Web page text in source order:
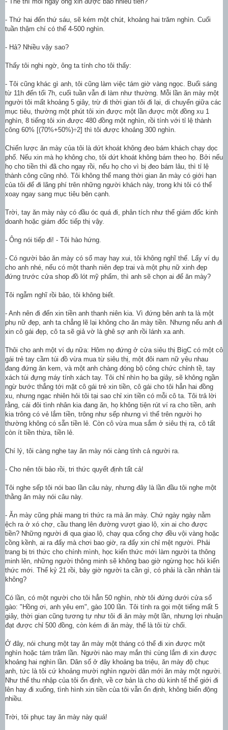
- Thứ hai đến thứ sáu, sẽ kém một chút, khoảng hai trăm nghìn. Cuối
tuần thậm chí có thể 4-500 nghìn.
- Hả? Nhiều vậy sao?
Thấy tôi nghi ngờ, ông ta tính cho tôi thấy:
- Tôi cũng khác gì anh, tôi cũng làm việc tám giờ vàng ngọc. Buổi sáng
từ 11h đến tối 7h, cuối tuần vẫn đi làm như thường. Mỗi lần ăn mày một
người tôi mất khoảng 5 giây, trừ đi thời gian tôi đi lại, di chuyển giữa các
mục tiêu, thường một phút tôi xin được một lần được một đồng xu 1
nghìn, 8 tiếng tôi xin được 480 đồng một nghìn, rồi tính với tỉ lệ thành
công 60% [(70%+50%)÷2] thì tôi được khoảng 300 nghìn.
Chiến lược ăn mày của tôi là dứt khoát không đeo bám khách chạy dọc
phố. Nếu xin mà họ không cho, tôi dứt khoát không bám theo họ. Bởi nếu
họ cho tiền thì đã cho ngay rồi, nếu họ cho vì bị đeo bám lâu, thì tỉ lệ
thành công cũng nhỏ. Tôi không thể mang thời gian ăn mày có giới hạn
của tôi để đi lãng phí trên những người khách này, trong khi tôi có thể
xoay ngay sang mục tiêu bên cạnh.
Trời, tay ăn mày này có đầu óc quá đi, phân tích như thể giám đốc kinh
doanh hoặc giám đốc tiếp thị vậy.
- Ông nói tiếp đi! - Tôi hào hứng.
- Có người bảo ăn mày có số may hay xui, tôi không nghĩ thế. Lấy ví dụ
cho anh nhé, nếu có một thanh niên đẹp trai và một phụ nữ xinh đẹp
đứng trước cửa shop đồ lót mỹ phẩm, thì anh sẽ chọn ai để ăn mày?
Tôi ngẫm nghĩ rồi bảo, tôi không biết.
- Anh nên đi đến xin tiền anh thanh niên kia. Vì đứng bên anh ta là một
phụ nữ đẹp, anh ta chẳng lẽ lại không cho ăn mày tiền. Nhưng nếu anh đi
xin cô gái đẹp, cô ta sẽ giả vờ là ghê sợ anh rồi lánh xa anh.
Thôi cho anh một ví dụ nữa: Hôm nọ đứng ở cửa siêu thị BigC có một cô
gái trẻ tay cầm túi đồ vừa mua từ siêu thị, một đôi nam nữ yêu nhau
đang đứng ăn kem, và một anh chàng đóng bộ công chức chỉnh tề, tay
xách túi đựng máy tính xách tay. Tôi chỉ nhìn họ ba giây, sẽ không ngần
ngừ bước thẳng tới mặt cô gái trẻ xin tiền, cô gái cho tôi hẳn hai đồng
xu, nhưng ngạc nhiên hỏi tôi tại sao chỉ xin tiền có mỗi cô ta. Tôi trả lời
rằng, cái đôi tình nhân kia đang ăn, họ không tiện rút ví ra cho tiền, anh
kia trông có vẻ lắm tiền, trông như sếp nhưng vì thế trên người họ
thường không có sẵn tiền lẻ. Còn cô vừa mua sắm ở siêu thị ra, cô tất
còn ít tiền thừa, tiền lẻ.
Chí lý, tôi càng nghe tay ăn mày nói càng tỉnh cả người ra.
- Cho nên tôi bảo rồi, tri thức quyết định tất cả!
Tôi nghe sếp tôi nói bao lần câu này, nhưng đây là lần đầu tôi nghe một
thằng ăn mày nói câu này.
- Ăn mày cũng phải mang tri thức ra mà ăn mày. Chứ ngày ngày nằm
ệch ra ở xó chợ, cầu thang lên đường vượt giao lộ, xin ai cho được
tiền? Những người đi qua giao lộ, chạy qua cổng chợ đều vội vàng hoặc
cồng kềnh, ai ra đấy mà chơi bao giờ, ra đấy xin chỉ mệt người. Phải
trang bị tri thức cho chính mình, học kiến thức mới làm người ta thông
minh lên, những người thông minh sẽ không bao giờ ngừng học hỏi kiến
thức mới. Thế kỷ 21 rồi, bây giờ người ta cần gì, có phải là cần nhân tài
không?
Có lần, có một người cho tôi hẳn 50 nghìn, nhờ tôi đứng dưới cửa sổ
gào: "Hồng ơi, anh yêu em", gào 100 lần. Tôi tính ra gọi một tiếng mất 5
giây, thời gian cũng tương tự như tôi đi ăn mày một lần, nhưng lợi nhuận
đạt được chỉ 500 đồng, còn kém đi ăn mày, thế là tôi từ chối.
Ở đây, nói chung một tay ăn mày một tháng có thể đi xin được một
nghìn hoặc tám trăm lần. Người nào may mắn thì cùng lắm đi xin được
khoảng hai nghìn lần. Dân số ở đây khoảng ba triệu, ăn mày độ chục
anh, tức là tôi cứ khoảng mười nghìn người dân mới ăn mày một người.
Như thế thu nhập của tôi ổn định, về cơ bản là cho dù kinh tế thế giới đi
lên hay đi xuống, tình hình xin tiền của tôi vẫn ổn định, không biến động
nhiều.
Trời, tôi phục tay ăn mày này quá!